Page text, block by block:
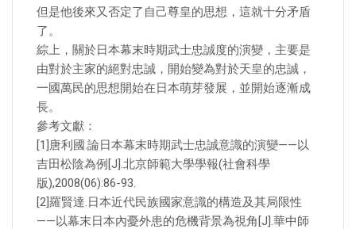
但是他後來又否定了自己尊皇的思想，這就十分矛盾
了。
綜上，關於日本幕末時期武士忠誠度的演變，主要是
由對於主家的絕對忠誠，開始變為對於天皇的忠誠，
一國萬民的思想開始在日本萌芽發展，並開始逐漸成
長。
參考文獻：
[1]唐利國.論日本幕末時期武士忠誠意識的演變——以
吉田松陰為例[J].北京師範大學學報(社會科學
版),2008(06):86-93.
[2]羅賢達.日本近代民族國家意識的構造及其局限性
——以幕末日本內憂外患的危機背景為視角[J].華中師